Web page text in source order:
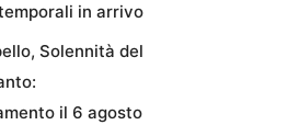
in arrivo
Solennità del
il 6 agosto